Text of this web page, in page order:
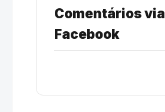
Comentários via
Facebook